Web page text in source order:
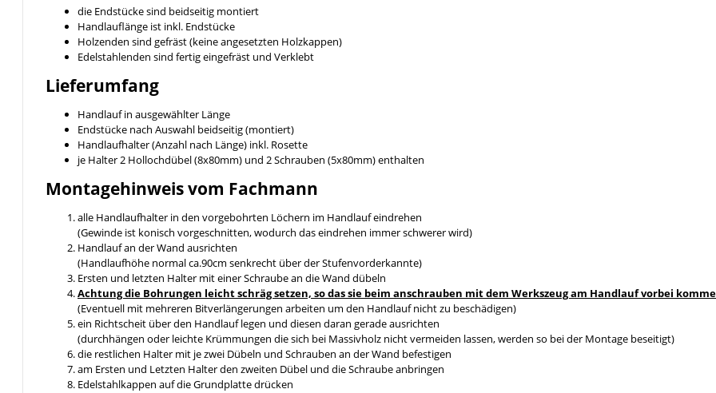
die Endstücke sind beidseitig montiert
Handlauflänge ist inkl. Endstücke
Holzenden sind gefräst (keine angesetzten Holzkappen)
Edelstahlenden sind fertig eingefräst und Verklebt
Lieferumfang
Handlauf in ausgewählter Länge
Endstücke nach Auswahl beidseitig (montiert)
Handlaufhalter (Anzahl nach Länge) inkl. Rosette
je Halter 2 Hollochdübel (8x80mm) und 2 Schrauben (5x80mm) enthalten
Montagehinweis vom Fachmann
alle Handlaufhalter in den vorgebohrten Löchern im Handlauf eindrehen
(Gewinde ist konisch vorgeschnitten, wodurch das eindrehen immer schwerer wird)
Handlauf an der Wand ausrichten
(Handlaufhöhe normal ca.90cm senkrecht über der Stufenvorderkannte)
Ersten und letzten Halter mit einer Schraube an die Wand dübeln
Achtung die Bohrungen leicht schräg setzen, so das sie beim anschrauben mit dem Werkszeug am Handlauf vorbei
(Eventuell mit mehreren Bitverlängerungen arbeiten um den Handlauf nicht zu beschädigen)
ein Richtscheit über den Handlauf legen und diesen daran gerade ausrichten
(durchhängen oder leichte Krümmungen die sich bei Massivholz nicht vermeiden lassen, werden so bei der Montage beseitigt)
die restlichen Halter mit je zwei Dübeln und Schrauben an der Wand befestigen
am Ersten und Letzten Halter den zweiten Dübel und die Schraube anbringen
Edelstahlkappen auf die Grundplatte drücken